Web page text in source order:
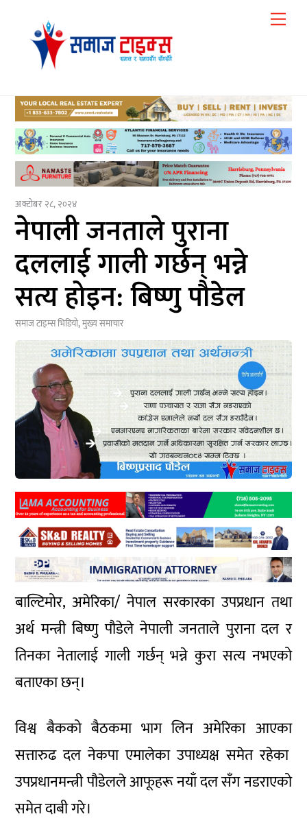
content
अक्टोबर २८, २०२४
नेपाली जनताले पुराना
दललाई गाली गर्छन् भन्ने
सत्य होइन: बिष्णु पौडेल
समाज टाइम्सभिडियो,मुख्य समाचार
बाल्टिमोर, अमेरिका/ नेपाल सरकारका उपप्रधान तथा
अर्थ मन्त्री बिष्णु पौडेले नेपाली जनताले पुराना दल र
तिनका नेतालाई गाली गर्छन् भन्ने कुरा सत्य नभएको
बताएका छन्।
विश्व बैकको बैठकमा भाग लिन अमेरिका आएका
सत्तारुढ दल नेकपा एमालेका उपाध्यक्ष समेत रहेका
उपप्रधानमन्त्री पौडेलले आफूहरू नयाँ दल सँग नडराएको
समेत दाबी गरे।